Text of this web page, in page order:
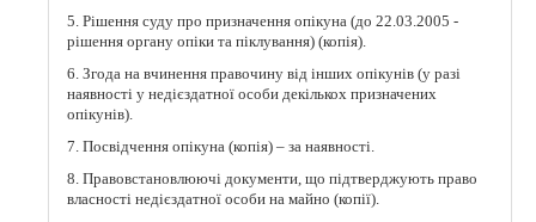
5. Рішення суду про призначення опікуна (до 22.03.2005 -
рішення органу опіки та піклування) (копія).
6. Згода на вчинення правочину від інших опікунів (у разі
наявності у недієздатної особи декількох призначених
опікунів).
7. Посвідчення опікуна (копія) – за наявності.
8. Правовстановлюючі документи, що підтверджують право
власності недієздатної особи на майно (копії).